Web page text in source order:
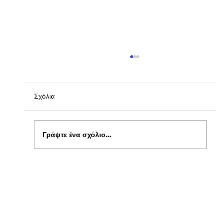
Σχόλια
Γράψτε ένα σχόλιο...